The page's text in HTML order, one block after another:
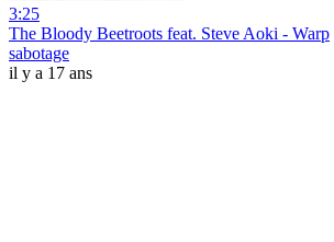
3:25
The Bloody Beetroots feat. Steve Aoki - Warp
sabotage
il y a 17 ans